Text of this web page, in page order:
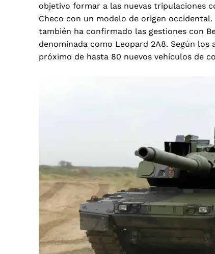
objetivo formar a las nuevas tripulaciones
Checo con un modelo de origen
también ha confirmado las gestiones con
denominada como Leopard 2A8. Según
próximo de hasta 80 nuevos vehículos de